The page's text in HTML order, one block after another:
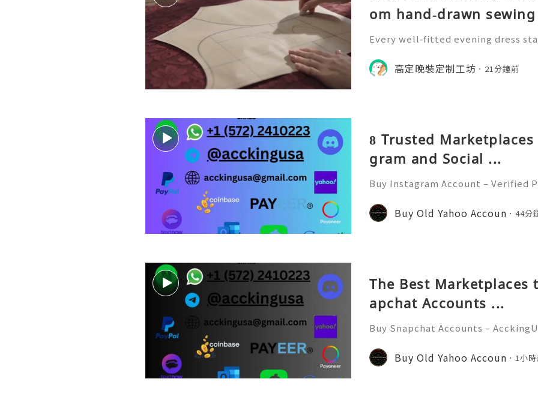
om hand‑drawn
Every well‑fitted evening dress
r to define waistline, shoulder
the whole handmade‑ma
高定晚裝定制工坊 21分鐘前
8 Trusted
gram and Social ...
Buy Instagram Account – Verified
e of the most powerful social
s, influencers, marketer
Buy Old Yahoo Accoun 44分
The Best Marketplaces
apchat Accounts ...
Buy Snapchat Accounts –
nication, branding, and marketing.
at has become one of the most
Buy Old Yahoo Accoun 1小